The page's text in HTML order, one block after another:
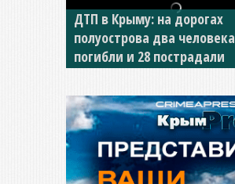
ДТП в Крыму: на дорогах
полуострова два человека
погибли и 28 пострадали
За неделю в Крыму в ДТП
погибли 11 человек